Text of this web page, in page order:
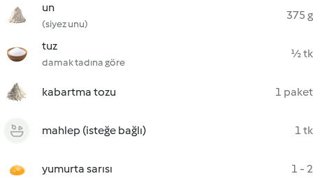
un
(siyez unu)
375 g
tuz
damak tadına göre
½ tk
kabartma tozu 1 paket
mahlep (isteğe bağlı) 1 tk
yumurta sarısı 1 - 2